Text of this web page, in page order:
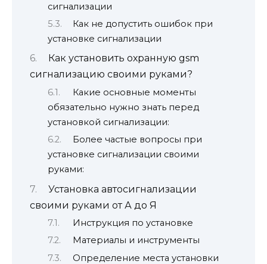
сигнализации
Как не допустить ошибок при
установке сигнализации
Как установить охранную gsm
сигнализацию своими руками?
Какие основные моменты
обязательно нужно знать перед
установкой сигнализации:
Более частые вопросы при
установке сигнализации своими
руками:
Установка автосигнализации
своими руками от А до Я
Инструкция по установке
Материалы и инструменты
Определение места установки